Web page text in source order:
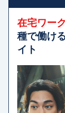
在宅ワーク
種で働け
イト